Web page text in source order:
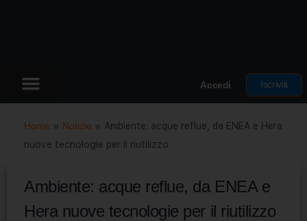
Accedi Iscriviti
Home » Notizie » Ambiente: acque reflue, da ENEA e Hera
nuove tecnologie per il riutilizzo
Ambiente: acque reflue, da ENEA e
Hera nuove tecnologie per il riutilizzo